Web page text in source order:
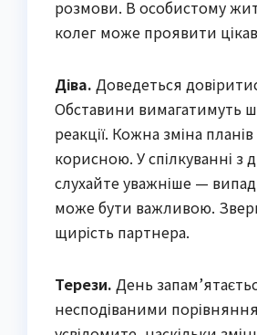
розмови. В особистому
колег може проявити
Діва. Доведеться
Обставини вимагатимуть
реакції. Кожна зміна
корисною. У спілкуванні з
слухайте уважніше —
може бути важливою.
щирість партнера.
Терези. День
несподіваними